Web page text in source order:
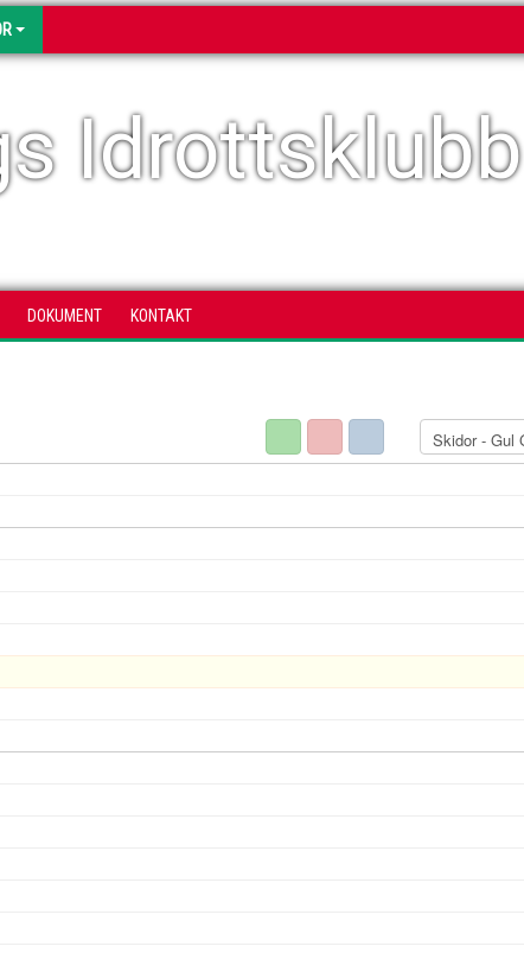
Idrottsklubb
DOKUMENT KONTAKT